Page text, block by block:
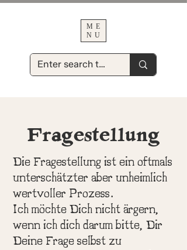
ME
NU
Fragestellung
Die Fragestellung ist ein oftmals
unterschätzter aber unheimlich
wertvoller Prozess.
Ich möchte Dich nicht ärgern,
wenn ich dich darum bitte, Dir
Deine Frage selbst zu